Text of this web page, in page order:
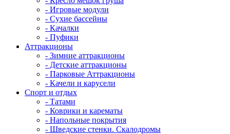
- Игровые модули
- Сухие бассейны
- Качалки
- Пуфики
Аттракционы
- Зимние аттракционы
- Детские аттракционы
- Парковые Аттракционы
- Качели и карусели
Спорт и отдых
- Татами
- Коврики и карематы
- Напольные покрытия
- Шведские стенки. Скалодромы